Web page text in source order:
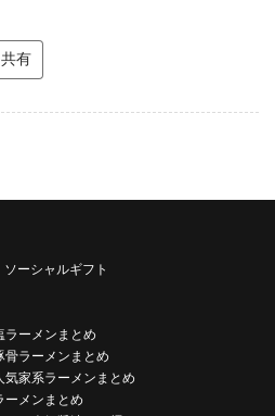
有
ソーシャルギフト
ラーメンまとめ
骨ラーメンまとめ
気家系ラーメンまとめ
ーメンまとめ